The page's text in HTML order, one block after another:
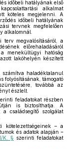
időbeli hatályának első
alkalmat
köteles megjelenni. A
időbeli hatályának
tervnek megfelelően
alkalomnál.
terv megvalósításáról, a
előrehaladásáról
menekültügyi hatóság
lakóhelyén készített
számítva haladéktalanul
folyósításának, támogató
továbbá az
észlelt.
feladatokat részben
is biztosíthatja. A
a családsegítő szolgálat
kötelezettségeinek – a
és adatok alapján –
K. § szerinti feladatokat